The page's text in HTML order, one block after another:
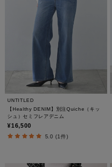
UNTITLED
【Healthy DENIM】別注Quiche（キッ
シュ）セミフレアデニム
¥16,500
5.0 (1件)